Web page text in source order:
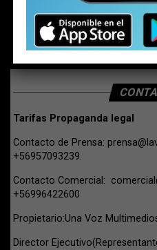
Tarifas Propaganda legal
Contacto de Prensa:
+56957093239.
Contacto Comercial:
+56996422600
Propietario:Una Voz
Director